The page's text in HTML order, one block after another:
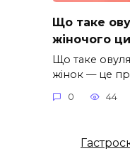
Що таке
жіночого
Що таке
жінок — це
0 44